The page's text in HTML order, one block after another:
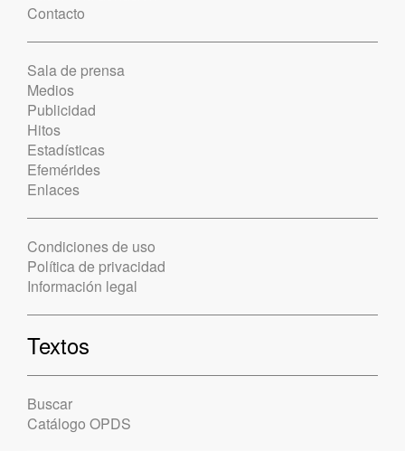
Contacto
Sala de prensa
Medios
Publicidad
Hitos
Estadísticas
Efemérides
Enlaces
Condiciones de uso
Política de privacidad
Información legal
Textos
Buscar
Catálogo OPDS